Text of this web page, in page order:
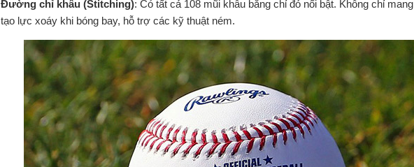
Đường chỉ khâu (Stitching): Có tất cả 108 mũi khâu bằng chỉ đỏ nổi bật. Không chỉ
tạo lực xoáy khi bóng bay, hỗ trợ các kỹ thuật ném.